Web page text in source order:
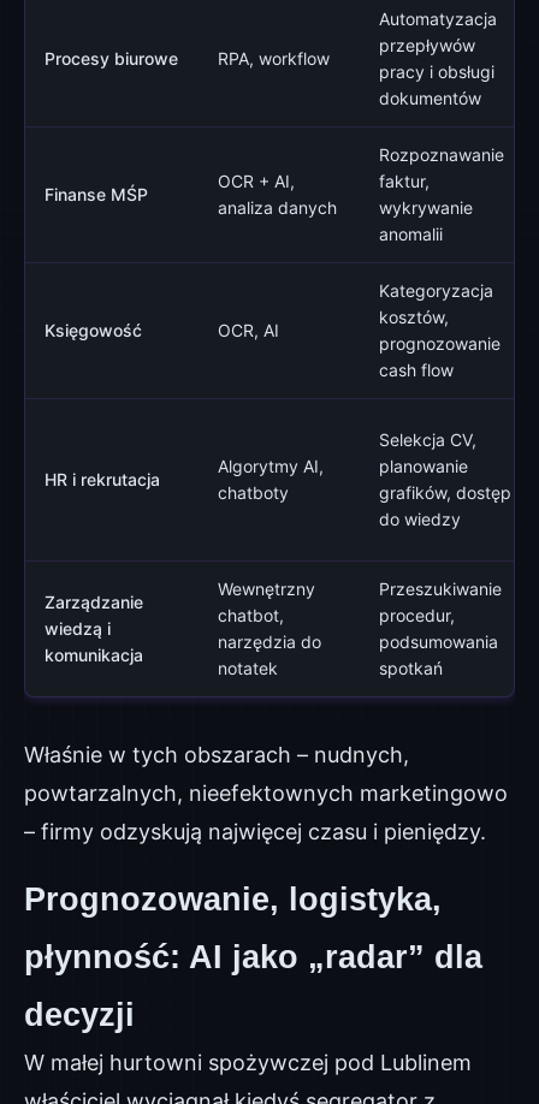
Procesy biurowe RPA, workflow
Automatyzacja
przepływów
pracy i obsługi
dokumentów
Finanse MŚP
OCR + AI,
analiza danych
Rozpoznawanie
faktur,
wykrywanie
anomalii
Księgowość OCR, AI
Kategoryzacja
kosztów,
prognozowanie
cash flow
HR i rekrutacja
Algorytmy AI,
chatboty
Selekcja CV,
planowanie
grafików, dostęp
do wiedzy
Zarządzanie
wiedzą i
komunikacja
Wewnętrzny
chatbot,
narzędzia do
notatek
Przeszukiwanie
procedur,
podsumowania
spotkań
Właśnie w tych obszarach – nudnych,
powtarzalnych, nieefektownych marketingowo
– firmy odzyskują najwięcej czasu i pieniędzy.
Prognozowanie, logistyka,
płynność: AI jako „radar” dla
decyzji
W małej hurtowni spożywczej pod Lublinem